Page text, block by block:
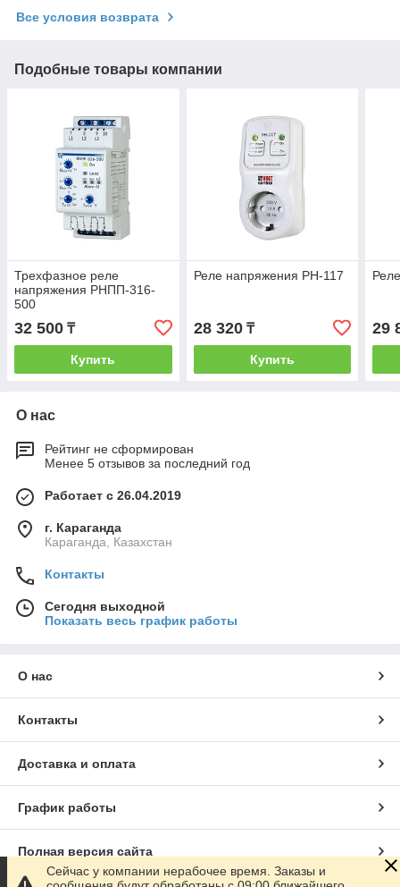
Все условия возврата
Подобные товары компании
Трехфазное реле
напряжения РНПП-316-
500
32 500 ₸
Купить
Реле напряжения РН-117
28 320₸
Купить
29
О нас
Рейтинг не сформирован
Менее 5 отзывов за последний год
Работает с 26.04.2019
г. Караганда
Караганда, Казахстан
Контакты
Сегодня выходной
Показать весь график работы
О нас
Контакты
Доставка и оплата
График работы
Полная версия сайта
Сейчас у компании нерабочее время. Заказы и